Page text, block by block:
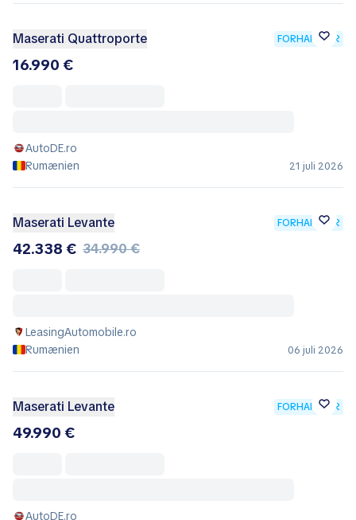
Maserati Quattroporte FORHANDLER
16.990 €
AutoDE.ro
Rumænien
21 juli 2026
Maserati Levante FORHANDLER
42.338 € 34.990 €
LeasingAutomobile.ro
Rumænien
06 juli 2026
Maserati Levante FORHANDLER
49.990 €
AutoDE.ro